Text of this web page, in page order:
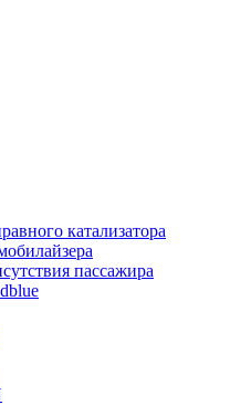
катализатора
пассажира